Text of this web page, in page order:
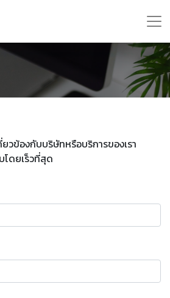
วข้องกับบริษัทหรือบริการของเรา
โดยเร็วที่สุด